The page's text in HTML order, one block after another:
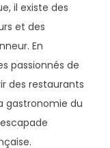
il existe des
et des
En
passionnés de
des restaurants
gastronomie du